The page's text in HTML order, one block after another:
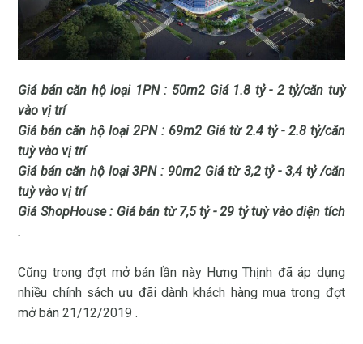
Giá bán căn hộ loại 1PN : 50m2 Giá 1.8 tỷ - 2 tỷ/căn tuỳ
vào vị trí
Giá bán căn hộ loại 2PN : 69m2 Giá từ 2.4 tỷ - 2.8 tỷ/căn
tuỳ vào vị trí
Giá bán căn hộ loại 3PN : 90m2 Giá từ 3,2 tỷ - 3,4 tỷ /căn
tuỳ vào vị trí
Giá ShopHouse : Giá bán từ 7,5 tỷ - 29 tỷ tuỳ vào diện tích
.
Cũng trong đợt mở bán lần này Hưng Thịnh đã áp dụng
nhiều chính sách ưu đãi dành khách hàng mua trong đợt
mở bán 21/12/2019 .